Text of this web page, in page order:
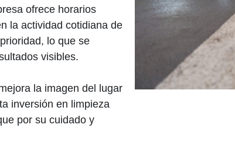
ofrece horarios
la actividad cotidiana de
lo que se
visibles.
la imagen del lugar
inversión en limpieza
por su cuidado y